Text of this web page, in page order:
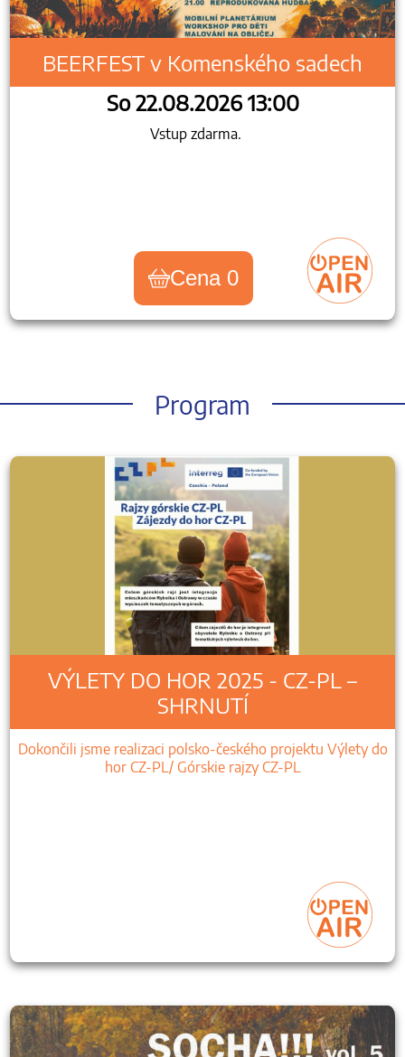
BEERFEST v Komenského sadech
So 22.08.2026 13:00
Vstup zdarma.
Cena 0
Program
VÝLETY DO HOR 2025 - CZ-PL –
SHRNUTÍ
Dokončili jsme realizaci polsko-českého projektu Výlety do
hor CZ-PL/ Górskie rajzy CZ-PL